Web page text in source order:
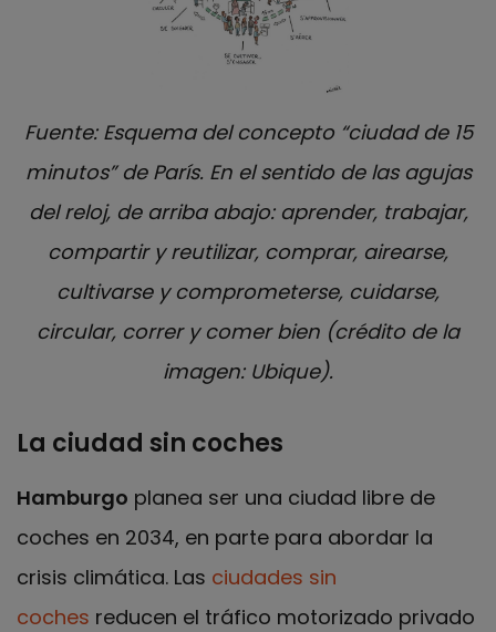
Fuente: Esquema del concepto “ciudad de 15
minutos” de París. En el sentido de las agujas
del reloj, de arriba abajo: aprender, trabajar,
compartir y reutilizar, comprar, airearse,
cultivarse y comprometerse, cuidarse,
circular, correr y comer bien (crédito de la
imagen: Ubique).
La ciudad sin coches
Hamburgo planea ser una ciudad libre de
coches en 2034, en parte para abordar la
crisis climática. Las ciudades sin
coches reducen el tráfico motorizado privado